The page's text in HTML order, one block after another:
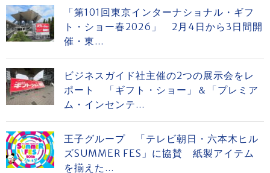
「第101回東京インターナショナル・ギフ
ト・ショー春2026」 2月4日から3日間開
催・東...
ビジネスガイド社主催の2つの展示会をレ
ポート 「ギフト・ショー」＆「プレミア
ム・インセンテ...
王子グループ 「テレビ朝日・六本木ヒル
ズSUMMER FES」に協賛 紙製アイテム
を揃えた...